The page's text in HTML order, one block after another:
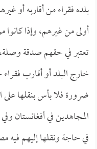
بلده فقراء من أقاربه أو
أولى من غيرهم، وإذا
تعتبر في حقهم صدقة وصلة،
خارج البلد أو أقارب
ضرورة فلا بأس بنقلها
المجاهدين في أفغانستان
في حاجة ونقلها إليهم